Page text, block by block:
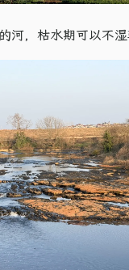
河，枯水期可以不湿